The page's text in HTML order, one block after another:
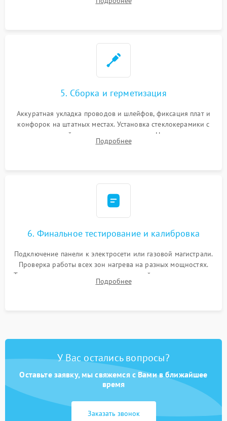
дорожек. Очистка контактов и замена поврежденной
5. Сборка и герметизация
Аккуратная укладка проводов и шлейфов, фиксация плат и
конфорок на штатных местах. Установка стеклокерамики с
проверкой равномерности зазоров. Нанесение
термостойкого герметика или укладка уплотнительной
Подробнее
6. Финальное тестирование и калибровка
Подключение панели к электросети или газовой магистрали.
Проверка работы всех зон нагрева на разных мощностях.
Тестирование сенсорного управления, таймера, индикаторов
остаточного тепла и систем защиты от перегрева.
Подробнее
У Вас остались вопросы?
Оставьте заявку, мы свяжемся с Вами в ближайшее
время
Заказать звонок